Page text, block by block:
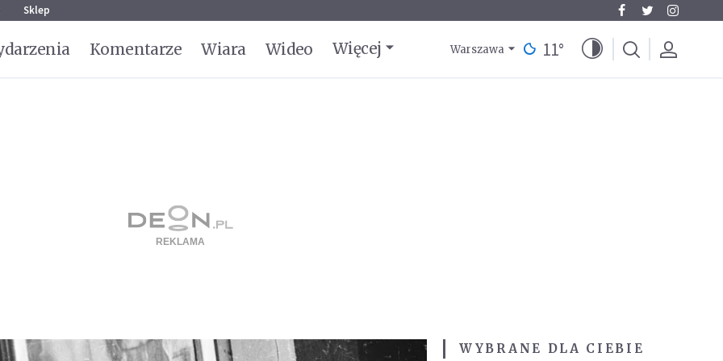
Sklep
Komentarze Wiara Wideo Więcej Warszawa 11°
WYBRANE DLA CIEBIE